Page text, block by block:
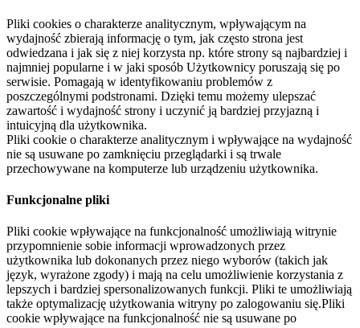
Pliki cookies o charakterze analitycznym, wpływającym na
wydajność zbierają informację o tym, jak często strona jest
odwiedzana i jak się z niej korzysta np. które strony są najbardziej i
najmniej popularne i w jaki sposób Użytkownicy poruszają się po
serwisie. Pomagają w identyfikowaniu problemów z
poszczególnymi podstronami. Dzięki temu możemy ulepszać
zawartość i wydajność strony i uczynić ją bardziej przyjazną i
intuicyjną dla użytkownika.
Pliki cookie o charakterze analitycznym i wpływające na wydajność
nie są usuwane po zamknięciu przeglądarki i są trwale
przechowywane na komputerze lub urządzeniu użytkownika.
Funkcjonalne pliki
Pliki cookie wpływające na funkcjonalność umożliwiają witrynie
przypomnienie sobie informacji wprowadzonych przez
użytkownika lub dokonanych przez niego wyborów (takich jak
język, wyrażone zgody) i mają na celu umożliwienie korzystania z
lepszych i bardziej spersonalizowanych funkcji. Pliki te umożliwiają
także optymalizację użytkowania witryny po zalogowaniu się.Pliki
cookie wpływające na funkcjonalność nie są usuwane po